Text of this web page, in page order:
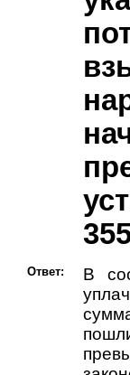
Ответ:
В